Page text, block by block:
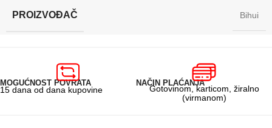
PROIZVOĐAČ Bihui
MOGUĆNOST POVRATA
15 dana od dana kupovine
NAČIN PLAĆANJA
Gotovinom, karticom, žiralno
(virmanom)